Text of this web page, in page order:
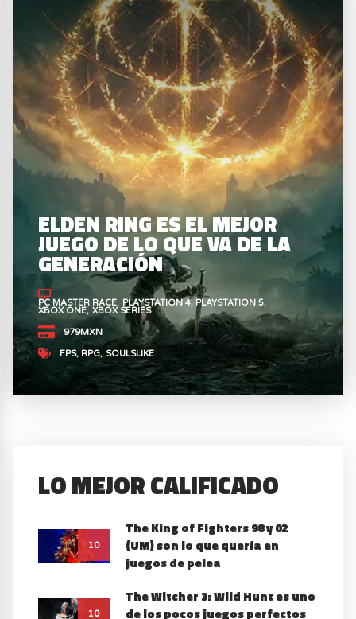
ELDEN RING ES EL MEJOR
JUEGO DE LO QUE VA DE LA
GENERACIÓN
PC MASTER RACE PLAYSTATION 4 PLAYSTATION 5
XBOX ONE XBOX SERIES
979MXN
FPS RPG SOULSLIKE
LO MEJOR CALIFICADO
10
The King of Fighters 98 y 02
(UM) son lo que quería en
juegos de pelea
10
The Witcher 3: Wild Hunt es uno
de los pocos juegos perfectos